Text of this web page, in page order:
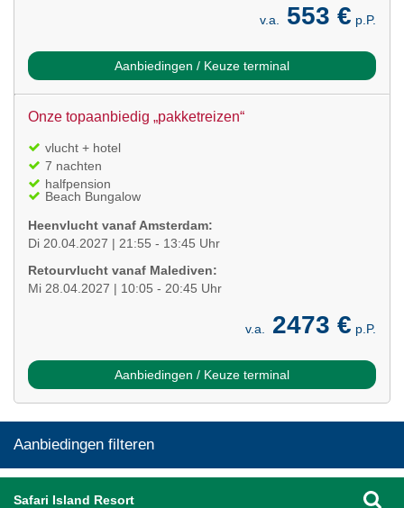
v.a. 553 € p.P.
Aanbiedingen / Keuze terminal
Onze topaanbiedig „pakketreizen“
vlucht + hotel
7 nachten
halfpension
Beach Bungalow
Heenvlucht vanaf Amsterdam:
Di 20.04.2027 | 21:55 - 13:45 Uhr
Retourvlucht vanaf Malediven:
Mi 28.04.2027 | 10:05 - 20:45 Uhr
v.a. 2473 € p.P.
Aanbiedingen / Keuze terminal
Aanbiedingen filteren
Safari Island Resort